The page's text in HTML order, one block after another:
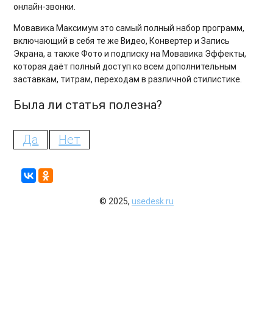
онлайн-звонки.
Мовавика Максимум это самый полный набор программ,
включающий в себя те же Видео, Конвертер и Запись
Экрана, а также Фото и подписку на Мовавика Эффекты,
которая даёт полный доступ ко всем дополнительным
заставкам, титрам, переходам в различной стилистике.
Была ли статья полезна?
Да Нет
© 2025, usedesk.ru